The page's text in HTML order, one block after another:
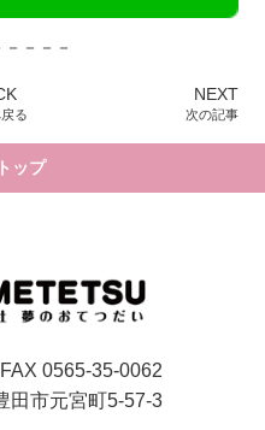
－－－
る
NEXT
次の記事
ップ
0565-35-0062
田市元宮町5-57-3